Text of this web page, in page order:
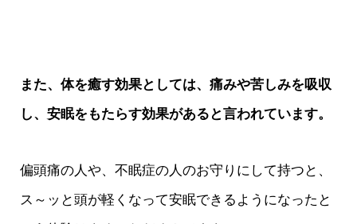
また、体を癒す効果としては、痛みや苦しみを吸収
し、安眠をもたらす効果があると言われています。
偏頭痛の人や、不眠症の人のお守りにして持つと、
ス～ッと頭が軽くなって安眠できるようになったと